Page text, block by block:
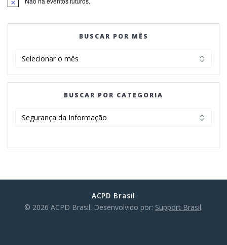
Notice
BUSCAR POR MÊS
MÊS
BUSCAR POR CATEGORIA
ACPD Brasil
© 2026 ACPD Brasil. Desenvolvido por: Support Brasil.